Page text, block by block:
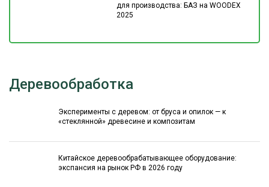
для производства: БАЗ на WOODEX
2025
Деревообработка
Эксперименты с деревом: от бруса и опилок — к
«стеклянной» древесине и композитам
Китайское деревообрабатывающее оборудование:
экспансия на рынок РФ в 2026 году